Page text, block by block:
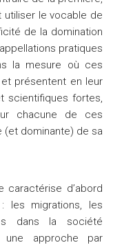
le vocable de
de la domination
pratiques
la mesure où ces
présentent en leur
scientifiques fortes,
chacune de ces
(et dominante) de sa
caractérise d’abord
les migrations, les
dans la société
une approche par